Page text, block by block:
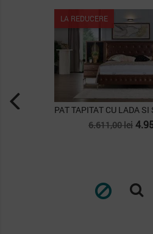
LA REDUCERE
Pret
6.611,00 leiPret